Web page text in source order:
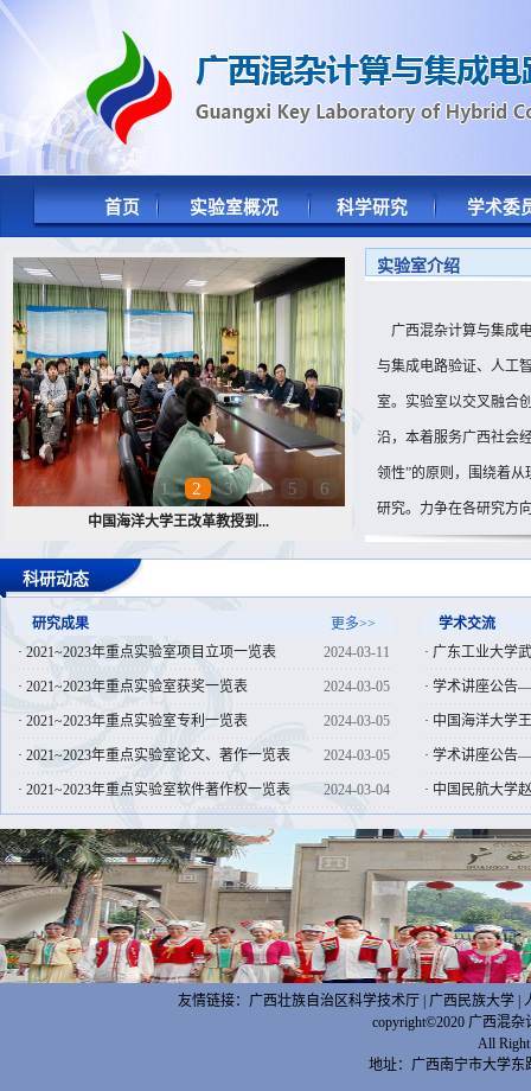
首页 实验室概况 科学研究 学术委
1 2 3 4 5 6
中国海洋大学王改革教授到...
实验室介绍
广西混杂计算与集成
与集成电路验证、人工
室。实验室以交叉融合
沿，本着服务广西社会
领性”的原则，围绕着
研究。力争在各研究方
科研动态
研究成果
更多>>
· 2021~2023年重点实验室项目立项一览表 2024-03-11
· 2021~2023年重点实验室获奖一览表 2024-03-05
· 2021~2023年重点实验室专利一览表 2024-03-05
· 2021~2023年重点实验室论文、著作一览表 2024-03-05
· 2021~2023年重点实验室软件著作权一览表 2024-03-04
学术交流
· 广东工业大学
· 学术讲座公告
· 中国海洋大学
· 学术讲座公告
· 中国民航大学
友情链接： 广西壮族自治区科学技术厅 广西民族大学
copyright©2020 广西混
All
地址：广西南宁市大学东